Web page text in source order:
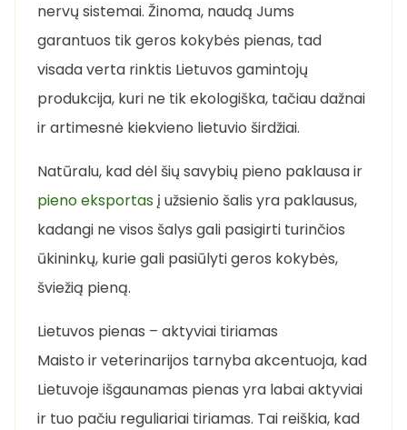
nervų sistemai. Žinoma, naudą Jums
garantuos tik geros kokybės pienas, tad
visada verta rinktis Lietuvos gamintojų
produkcija, kuri ne tik ekologiška, tačiau dažnai
ir artimesnė kiekvieno lietuvio širdžiai.
Natūralu, kad dėl šių savybių pieno paklausa ir
pieno eksportas į užsienio šalis yra paklausus,
kadangi ne visos šalys gali pasigirti turinčios
ūkininkų, kurie gali pasiūlyti geros kokybės,
šviežią pieną.
Lietuvos pienas – aktyviai tiriamas
Maisto ir veterinarijos tarnyba akcentuoja, kad
Lietuvoje išgaunamas pienas yra labai aktyviai
ir tuo pačiu reguliariai tiriamas. Tai reiškia, kad